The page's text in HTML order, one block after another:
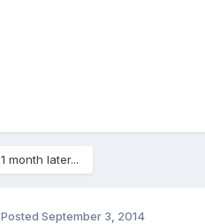
1 month later...
Posted September 3, 2014